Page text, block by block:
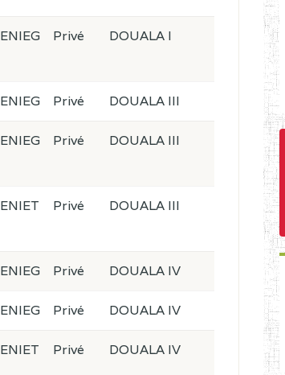
ENIEG Privé DOUALA I
ENIEG Privé DOUALA III
ENIEG Privé DOUALA III
ENIET Privé DOUALA III
ENIEG Privé DOUALA IV
ENIEG Privé DOUALA IV
ENIET Privé DOUALA IV